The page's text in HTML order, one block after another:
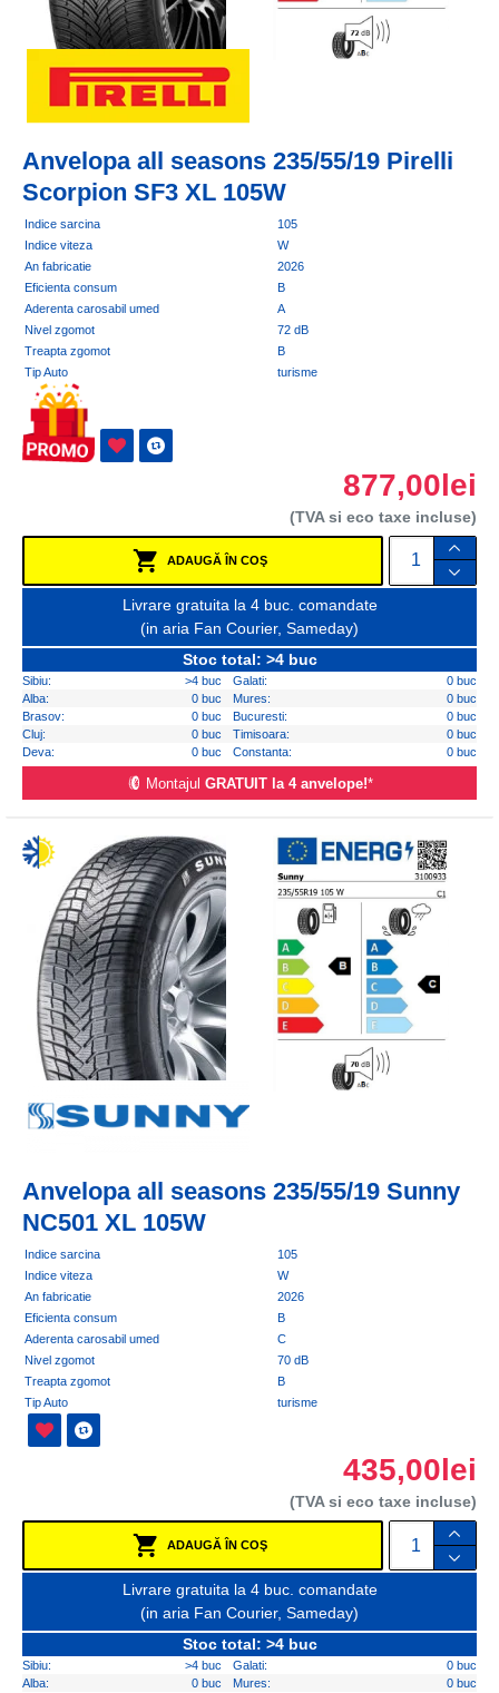
Anvelopa all seasons 235/55/19 Pirelli
Scorpion SF3 XL 105W
Indice sarcina
105
Indice viteza
W
An fabricatie
2026
Eficienta consum
B
Aderenta carosabil umed
A
Nivel zgomot
72 dB
Treapta zgomot
B
Tip Auto
turisme
877,00lei
(TVA si eco taxe incluse)
ADAUGĂ ÎN COŞ
Livrare gratuita la 4 buc. comandate
(in aria Fan Courier, Sameday)
Stoc total: >4 buc
Sibiu: >4 buc Galati:
0 buc
Alba:
0 buc Mures:
0 buc
Brasov:
0 buc Bucuresti:
0 buc
Cluj:
0 buc Timisoara:
0 buc
Deva:
0 buc Constanta: 0 buc
Montajul GRATUIT la 4 anvelope!*
Anvelopa all seasons 235/55/19 Sunny
NC501 XL 105W
Indice sarcina
105
Indice viteza
W
An fabricatie
2026
Eficienta consum
B
Aderenta carosabil umed
C
Nivel zgomot
70 dB
Treapta zgomot
B
Tip Auto
turisme
435,00lei
(TVA si eco taxe incluse)
ADAUGĂ ÎN COŞ
Livrare gratuita la 4 buc. comandate
(in aria Fan Courier, Sameday)
Stoc total: >4 buc
Sibiu: >4 buc Galati:
0 buc
Alba:
0 buc Mures:
0 buc